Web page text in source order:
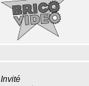
Invité